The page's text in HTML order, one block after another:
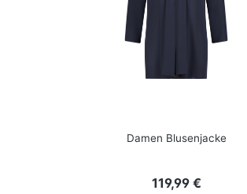
Damen Blusenjacke
Regulärer Preis:
119,99 €